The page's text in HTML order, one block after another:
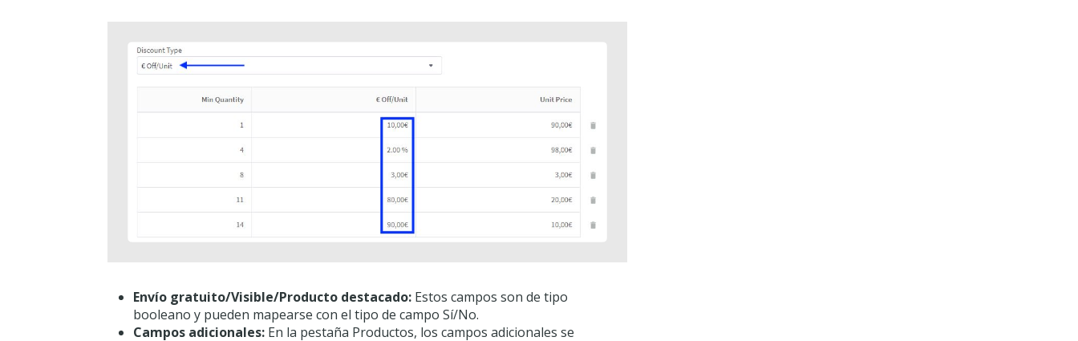
Envío gratuito/Visible/Producto destacado: Estos campos son de tipo
booleano y pueden mapearse con el tipo de campo Sí/No.
Campos adicionales: En la pestaña Productos, los campos adicionales se